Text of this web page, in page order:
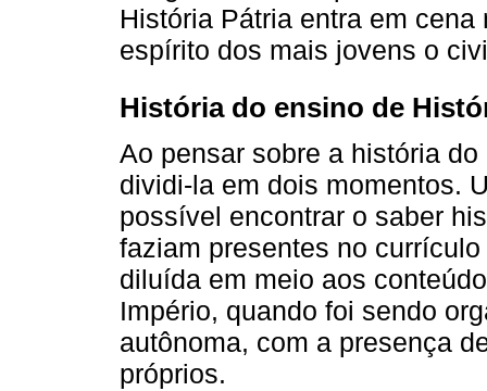
História Pátria entra em
espírito dos mais jovens o
História do ensino de
Ao pensar sobre a história
dividi-la em dois momentos.
possível encontrar o saber
faziam presentes no
diluída em meio aos
Império, quando foi sendo
autônoma, com a presença
próprios.